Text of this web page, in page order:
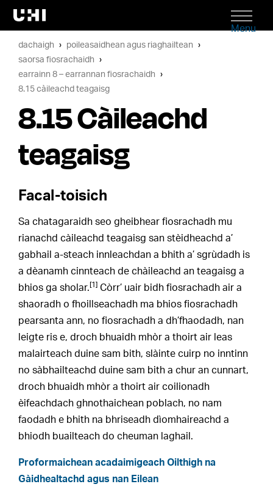
Menu
dachaigh
poileasaidhean agus riaghailtean
saorsa fiosrachaidh
earrainn 8 – earrannan fiosrachaidh
8.15 càileachd teagaisg
8.15 Càileachd
teagaisg
Facal-toisich
Sa chatagaraidh seo gheibhear fiosrachadh mu
rianachd càileachd teagaisg san stèidheachd a’
gabhail a-steach innleachdan a bhith a’ sgrùdadh is
a dèanamh cinnteach de chàileachd an teagaisg a
bhios ga sholar.[1] Còrr’ uair bidh fiosrachadh air a
shaoradh o fhoillseachadh ma bhios fiosrachadh
pearsanta ann, no fiosrachadh a dh’fhaodadh, nan
leigte ris e, droch bhuaidh mhòr a thoirt air leas
malairteach duine sam bith, slàinte cuirp no inntinn
no sàbhailteachd duine sam bith a chur an cunnart,
droch bhuaidh mhòr a thoirt air coilionadh
èifeachdach ghnothaichean poblach, no nam
faodadh e bhith na bhriseadh dìomhaireachd a
bhiodh buailteach do cheuman laghail.
Proformaichean acadaimigeach Oilthigh na
Gàidhealtachd agus nan Eilean